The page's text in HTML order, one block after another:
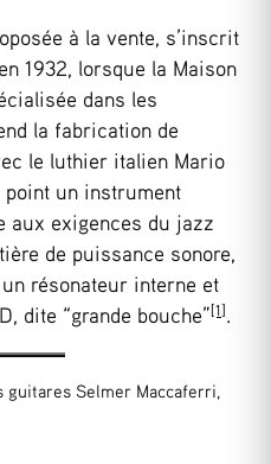
à la vente, s’inscrit
1932, lorsque la Maison
dans les
la fabrication de
le luthier italien Mario
un instrument
aux exigences du jazz
de puissance sonore,
résonateur interne et
dite “grande bouche”[1].
guitares Selmer Maccaferri,